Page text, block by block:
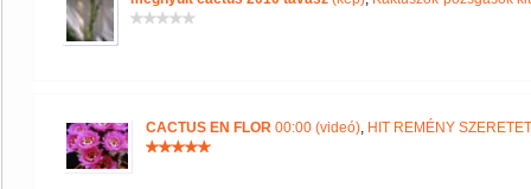
CACTUS EN FLOR 00:00 (videó), HIT REMÉNY SZERETET